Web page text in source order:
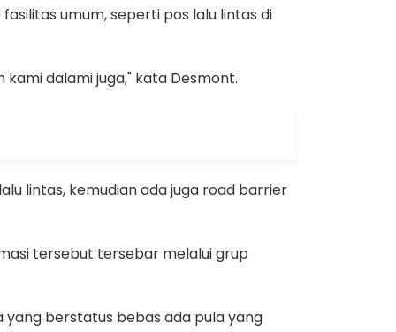
umum, seperti pos lalu lintas di
dalami juga," kata Desmont.
lintas, kemudian ada juga road barrier
tersebut tersebar melalui grup
yang berstatus bebas ada pula yang